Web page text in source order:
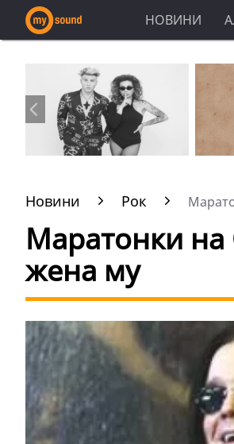
НОВИНИ
Новини Рок
Маратонки на
жена му